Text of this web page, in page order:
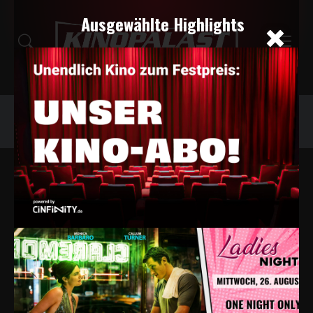
PROGRAMMÜBERSICHT
Filter deaktivieren
Animation
Alle TageHeuteMorgen
Ausgewählte Highlights